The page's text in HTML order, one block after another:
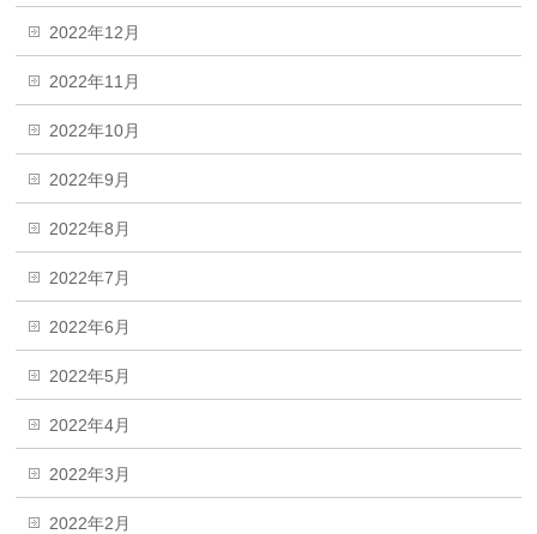
2022年12月
2022年11月
2022年10月
2022年9月
2022年8月
2022年7月
2022年6月
2022年5月
2022年4月
2022年3月
2022年2月